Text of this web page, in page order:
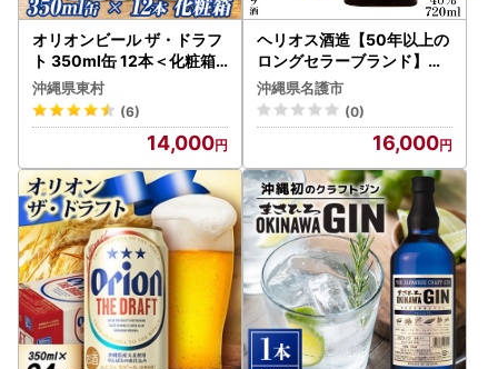
オリオンビール ザ・ドラフ
ト 350ml缶 12本＜化粧箱
＞
沖縄県東村
(6)
14,000
ヘリオス酒造【50年以上の
ロングセラーブランド】沖
縄産さとうきび100％・沖
縄ラム漬けハブ酒「うるま
」40%720ml【化粧箱入り
沖縄県名護市
(0)
16,000